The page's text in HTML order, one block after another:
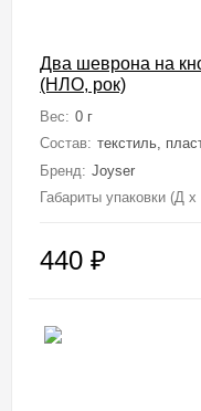
Два шеврона на
(НЛО, рок)
Вес: 0 г
Состав: текстиль,
Бренд: Joyser
Габариты упаковки (Д
440 ₽